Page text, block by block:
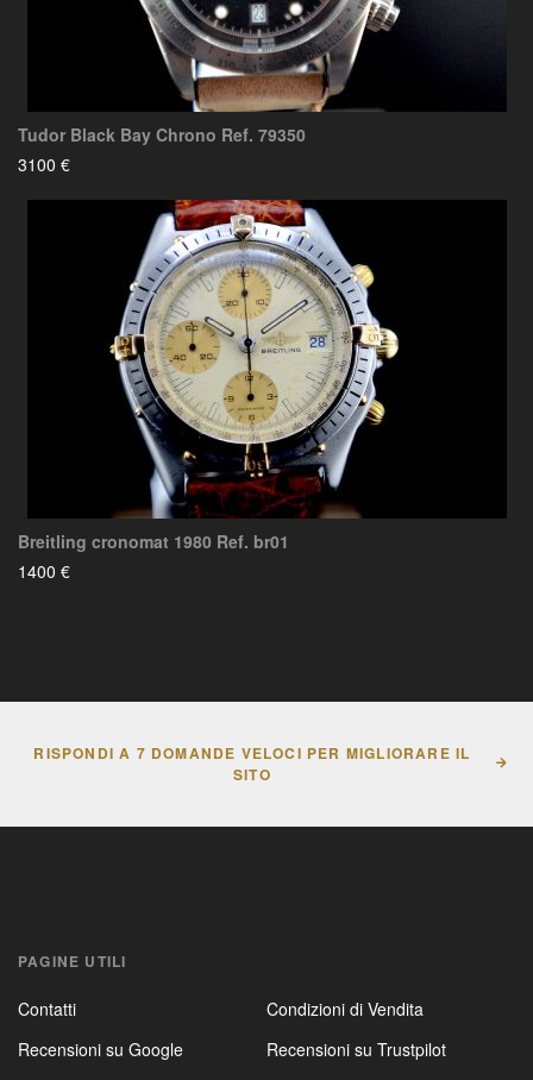
Tudor Black Bay Chrono Ref. 79350
3100 €
Breitling cronomat 1980 Ref. br01
1400 €
RISPONDI A 7 DOMANDE VELOCI PER MIGLIORARE IL
SITO
PAGINE UTILI
Contatti
Condizioni di Vendita
Recensioni su Google
Recensioni su Trustpilot